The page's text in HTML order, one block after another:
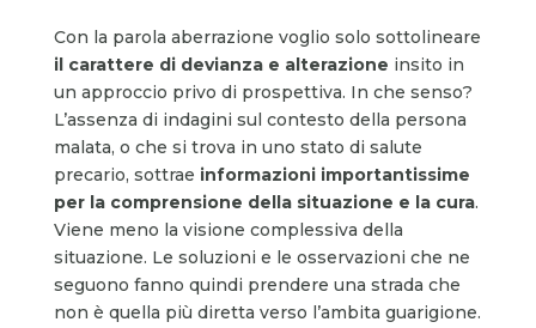
Con la parola aberrazione voglio solo sottolineare
il carattere di devianza e alterazione insito in
un approccio privo di prospettiva. In che senso?
L’assenza di indagini sul contesto della persona
malata, o che si trova in uno stato di salute
precario, sottrae informazioni importantissime
per la comprensione della situazione e la cura.
Viene meno la visione complessiva della
situazione. Le soluzioni e le osservazioni che ne
seguono fanno quindi prendere una strada che
non è quella più diretta verso l’ambita guarigione.